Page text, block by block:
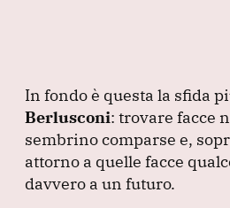
In fondo è questa la sfida
Berlusconi: trovare facce
sembrino comparse e,
attorno a quelle facce
davvero a un futuro.